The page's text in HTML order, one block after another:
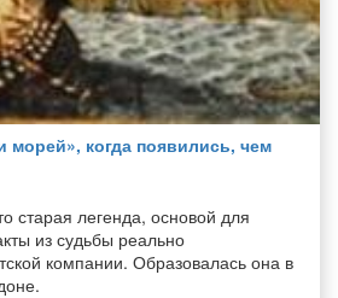
морей», когда появились, чем
старая легенда, основой для
из судьбы реально
компании. Образовалась она в